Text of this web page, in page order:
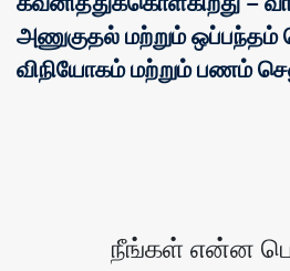
அணுகுதல் மற்றும் ஒப்பந்தம்
விநியோகம் மற்றும் பணம்
நீங்கள் என்ன